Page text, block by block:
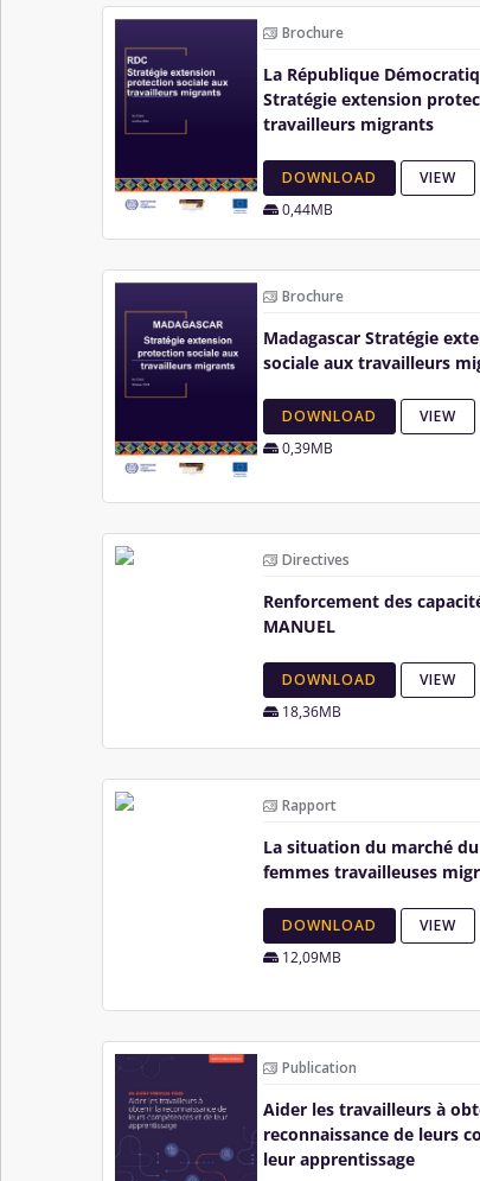
Brochure
La République
Stratégie extension
travailleurs migrants
DOWNLOAD VIEW
0,44MB
Brochure
Madagascar Stratégie
sociale aux travailleurs
DOWNLOAD VIEW
0,39MB
Directives
Renforcement des
MANUEL
DOWNLOAD VIEW
18,36MB
Rapport
La situation du marché
femmes travailleuses
DOWNLOAD VIEW
12,09MB
Publication
Aider les travailleurs à
reconnaissance de leurs
leur apprentissage